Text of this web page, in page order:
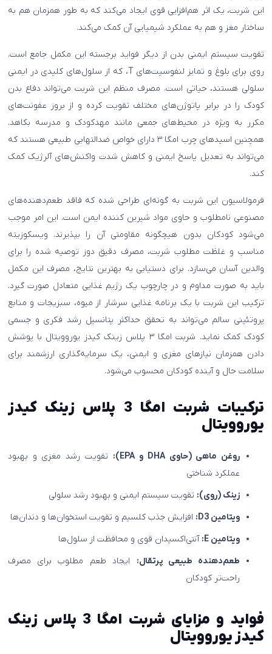
این شربت، یک اثر هم‌افزایی قوی ایجاد می‌کند که به طور همزمان هم به
ساختار مغز و هم به عملکرد شیمیایی آن کمک می‌کند.
تقویت سیستم ایمنی بدن از دیگر فواید برجسته این مکمل جامع است.
روی برای بلوغ و تمایز لنفوسیت‌های T، که از سلول‌های کلیدی در ایمنی
سلولی هستند، حیاتی است. مصرف منظم این شربت می‌تواند دفاع بدن
کودک را در برابر پاتوژن‌های مختلف تقویت کرده و از بروز عفونت‌های
مکرر به ویژه در محیط‌های جمعی مانند مهدکودک و مدرسه بکاهد.
همچنین اسیدهای چرب امگا ۳ دارای خواص ضدالتهابی طبیعی هستند که
می‌تواند به تعدیل پاسخ ایمنی و کاهش شدت واکنش‌های آلرژیک کمک
کند.
فرمولاسیون این شربت به گونه‌ای طراحی شده که فاقد طعم‌دهنده‌های
مصنوعی نامطلوب و حاوی مواد شیرین کننده ایمن است. این امر موجب
می‌شود کودکان بدون هیچگونه مقاومتی آن را بپذیرند. ویسکوزیته
مناسب و غلظت مطلوب شربت، مصرف دقیق دوز توصیه شده را برای
والدین آسان می‌سازد. برای دستیابی به بهترین نتایج، مصرف این مکمل
باید به صورت مداوم و در چارچوب یک رژیم غذایی متعادل صورت گیرد.
ترکیب این شربت با یک برنامه غذایی سرشار از میوه، سبزیجات و منابع
پروتئینی سالم می‌تواند به تحقق حداکثر پتانسیل رشد فکری و جسمی
کودک کمک نماید. شربت امگا ۳ پلاس زینک کیدز یوروویتال با پوشش
دادن همزمان نیازهای مغزی و ایمنی، یک سرمایه‌گذاری ارزشمند برای
سلامت حال و آینده کودکان محسوب می‌شود.
ترکیبات شربت امگا 3 پلاس زینک کیدز
یوروویتال
روغن ماهی (حاوی DHA و EPA):
تقویت رشد مغزی و بهبود
عملکرد شناختی
زینک (روی): تقویت سیستم ایمنی و بهبود رشد سلولی
ویتامین D3:
افزایش جذب کلسیم و تقویت استخوان‌ها و دندان‌ها
ویتامین E:
آنتی‌اکسیدان قوی و محافظت از سلول‌ها
طعم‌دهنده طبیعی پرتقال: ایجاد طعم مطلوب برای مصرف
راحت‌تر کودکان
فواید و مزایای شربت امگا 3 پلاس زینک
کیدز یوروویتال